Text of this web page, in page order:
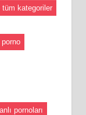
tüm kategoriler
porno
pornoları